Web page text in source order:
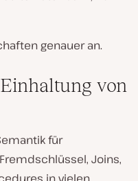
genauer an.
von
für
Joins,